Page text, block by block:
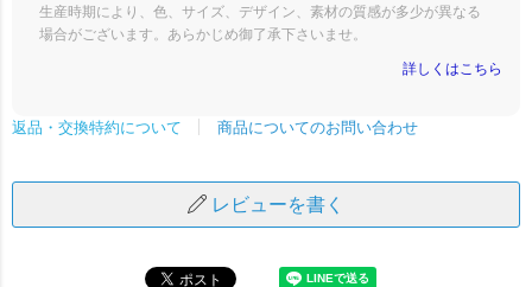
生産時期により、色、サイズ、デザイン、素材の質感が多少が異なる
場合がございます。あらかじめ御了承下さいませ。
詳しくはこちら
返品・交換特約について 商品についてのお問い合わせ
レビューを書く